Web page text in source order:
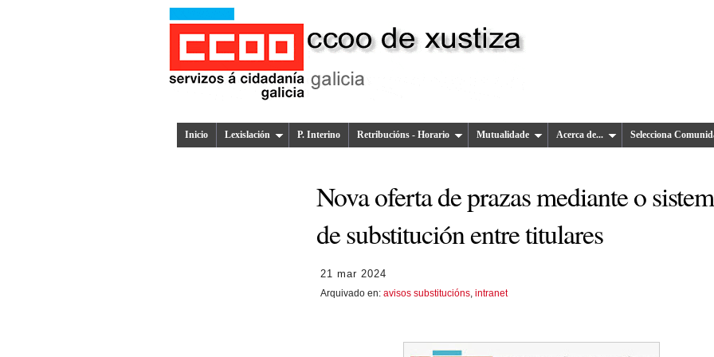
Inicio Lexislación P. Interino Retribucións - Horario Mutualidade Acerca de... Selecciona
Nova oferta de prazas mediante o
de substitución entre titulares
21 mar 2024
Arquivado en: avisos substitucións intranet